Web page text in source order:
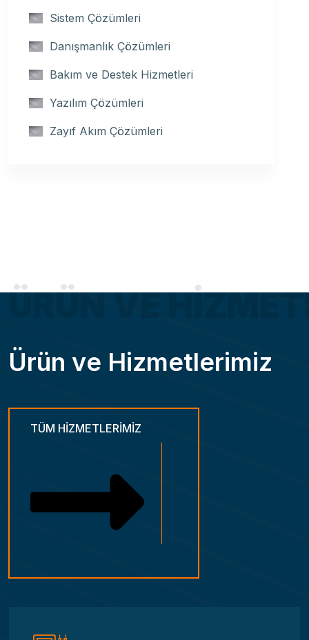
Sistem Çözümleri
Danışmanlık Çözümleri
Bakım ve Destek Hizmetleri
Yazılım Çözümleri
Zayıf Akım Çözümleri
ÜRÜN VE
Ürün ve Hizmetlerimiz
TÜM HIZMETLERIMIZ